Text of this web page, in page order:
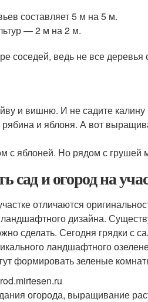
составляет 5 м на 5 м.
— 2 м на 2 м.
соседей, ведь не все деревья
и вишню. И не садите
и яблоня. А вот
с яблоней. Но рядом с грушей
и огород на
отличаются
дизайна.
сделать. Сегодня грядки с
ландшафтного
формировать зеленые
огорода, выращивание